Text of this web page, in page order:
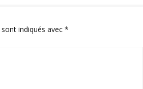
indiqués avec *